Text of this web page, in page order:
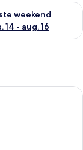
7 - aug. 9
weekend
14 - aug. 16
for næste
pengeskab